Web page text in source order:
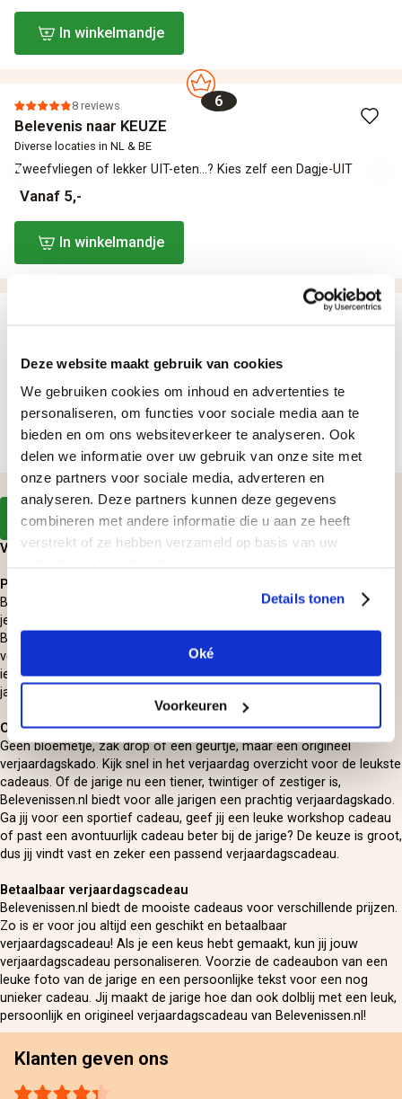
Deze website maakt gebruik van cookies
We gebruiken cookies om inhoud en advertenties te
personaliseren, om functies voor sociale media aan te
bieden en om ons websiteverkeer te analyseren. Ook
delen we informatie over uw gebruik van onze site met
onze partners voor sociale media, adverteren en
analyseren. Deze partners kunnen deze gegevens
combineren met andere informatie die u aan ze heeft
verstrekt of ze hebben verzameld op basis van uw
Details tonen
Oké
Voorkeuren
In winkelmandje
6
8 reviews
Belevenis naar KEUZE
Diverse locaties in NL & BE
Zweefvliegen of lekker UIT-eten...? Kies zelf een Dagje-UIT
Vanaf 5,-
In winkelmandje
Spot zeehonden bij de Westerschelde!
85,-per persoon
In winkelmandje
Terug naar cadeautips
Alle cadeaus bekijken
Voor alle jarigen een origineel verjaardagscadeau!
Persoonlijk verjaardagscadeau
Bij een verjaardag hoort natuurlijk een leuk verjaardagscadeau! Heb
je geen idee wat je cadeau moet doen aan de jarige? Bij
Belevenissen.nl vind je de leukste, persoonlijke en originele
verjaardagscadeaus. Zo vermijd je dat jij met hetzelfde cadeau als
iemand anders op de proppen komt en ben je er zeker van dat je de
jarige verrast!
Origineel verjaardagskado
Geen bloemetje, zak drop of een geurtje, maar een origineel
verjaardagskado. Kijk snel in het verjaardag overzicht voor de leukste
cadeaus. Of de jarige nu een tiener, twintiger of zestiger is,
Belevenissen.nl biedt voor alle jarigen een prachtig verjaardagskado.
Ga jij voor een sportief cadeau, geef jij een leuke workshop cadeau
of past een avontuurlijk cadeau beter bij de jarige? De keuze is groot,
dus jij vindt vast en zeker een passend verjaardagscadeau.
Betaalbaar verjaardagscadeau
Belevenissen.nl biedt de mooiste cadeaus voor verschillende prijzen.
Zo is er voor jou altijd een geschikt en betaalbaar
verjaardagscadeau! Als je een keus hebt gemaakt, kun jij jouw
verjaardagscadeau personaliseren. Voorzie de cadeaubon van een
leuke foto van de jarige en een persoonlijke tekst voor een nog
unieker cadeau. Jij maakt de jarige hoe dan ook dolblij met een leuk,
persoonlijk en origineel verjaardagscadeau van Belevenissen.nl!
Klanten geven ons